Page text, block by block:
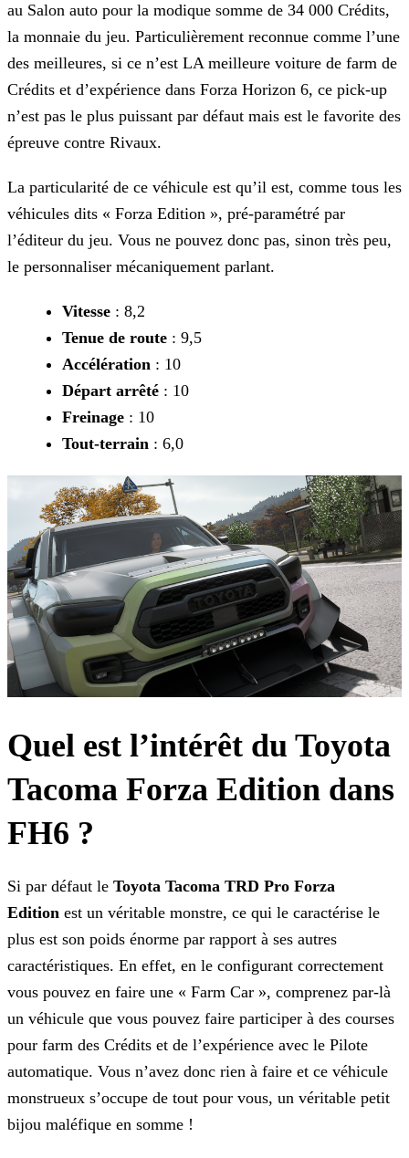
au Salon auto pour la modique somme de 34 000 Crédits,
la monnaie du jeu. Particulièrement reconnue comme l’une
des meilleures, si ce n’est LA meilleure voiture de farm de
Crédits et d’expérience dans Forza Horizon 6, ce pick-up
n’est pas le plus puissant par défaut mais est le favorite des
épreuve contre Rivaux.
La particularité de ce véhicule est qu’il est, comme tous les
véhicules dits « Forza Edition », pré-paramétré par
l’éditeur du jeu. Vous ne pouvez donc pas, sinon très peu,
le personnaliser mécaniquement parlant.
Vitesse : 8,2
Tenue de route : 9,5
Accélération : 10
Départ arrêté : 10
Freinage : 10
Tout-terrain : 6,0
Quel est l’intérêt du Toyota
Tacoma Forza Edition dans
FH6 ?
Si par défaut le Toyota Tacoma TRD Pro Forza
Edition est un véritable monstre, ce qui le caractérise le
plus est son poids énorme par rapport à ses autres
caractéristiques. En effet, en le configurant correctement
vous pouvez en faire une « Farm Car », comprenez par-là
un véhicule que vous pouvez faire participer à des courses
pour farm des Crédits et de l’expérience avec le Pilote
automatique. Vous n’avez donc rien à faire et ce véhicule
monstrueux s’occupe de tout pour vous, un véritable petit
bijou maléfique en somme !